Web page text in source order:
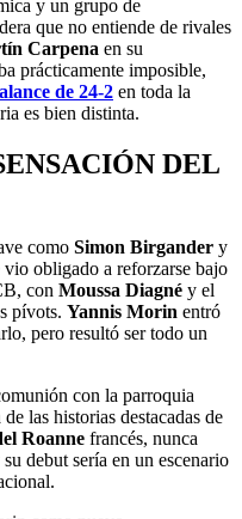
y un grupo de
que no entiende de rivales
Carpena en su
prácticamente imposible,
de 24-2 en toda la
es bien distinta.
DEL
como Simon Birgander y
obligado a reforzarse bajo
con Moussa Diagné y el
pívots. Yannis Morin entró
pero resultó ser todo un
con la parroquia
las historias destacadas de
Roanne francés, nunca
debut sería en un escenario